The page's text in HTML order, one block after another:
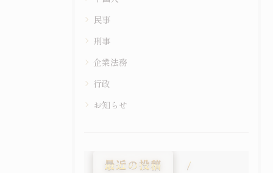
民事
刑事
企業法務
行政
お知らせ
最近の投稿